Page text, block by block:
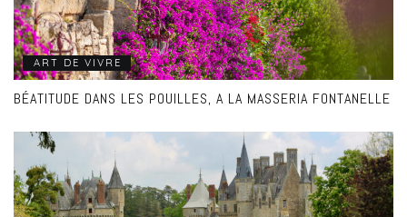
ART DE VIVRE
BÉATITUDE DANS LES POUILLES, A LA MASSERIA FONTANELLE